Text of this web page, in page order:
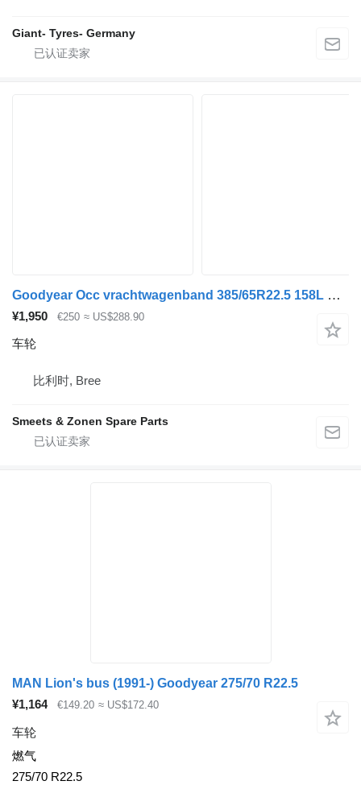
Giant- Tyres- Germany
Goodyear Occ vrachtwagenband 385/65R22.5 158L Goodyear
¥1,950 €250 ≈ US$288.90
车轮
比利时, Bree
Smeets & Zonen Spare Parts
MAN Lion's bus (1991-) Goodyear 275/70 R22.5
¥1,164
€149.20 ≈ US$172.40
车轮
燃气
275/70 R22.5